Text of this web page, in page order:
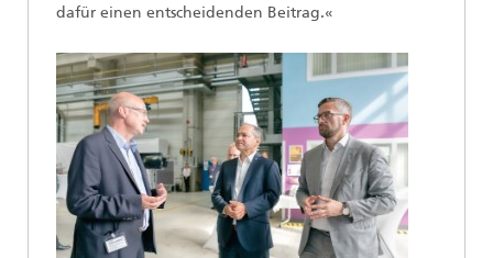
dafür einen entscheidenden Beitrag.«